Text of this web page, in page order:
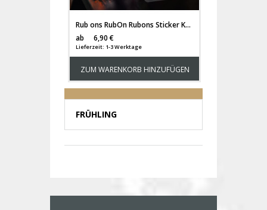
Rub ons RubOn Rubons Sticker Kätzchen süße Katzensticker Katzen cats Tiere Din lang Bogen rb75
ab
6,90 €
Lieferzeit: 1-3 Werktage
ZUM WARENKORB HINZUFÜGEN
FRÜHLING